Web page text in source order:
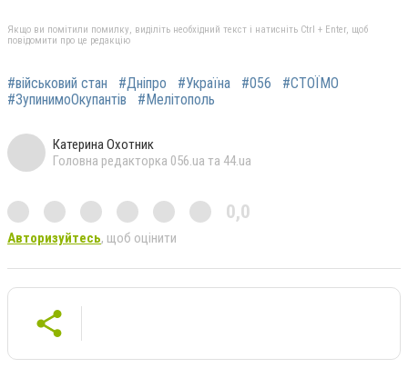
Якщо ви помітили помилку, виділіть необхідний текст і натисніть Ctrl + Enter, щоб
повідомити про це редакцію
#військовий стан #Дніпро #Україна #056
#СТОЇМО
#ЗупинимоОкупантів
#Мелітополь
Катерина Охотник
Головна редакторка 056.ua та 44.ua
0,0
Авторизуйтесь, щоб оцінити